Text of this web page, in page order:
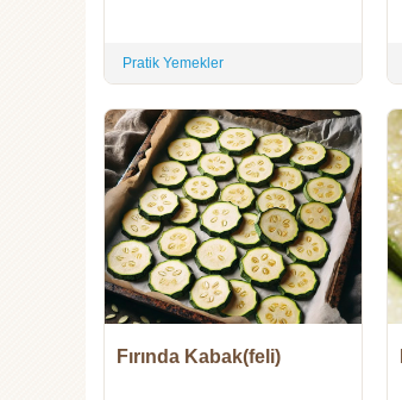
Pratik Yemekler
Fırında Kabak(feli)